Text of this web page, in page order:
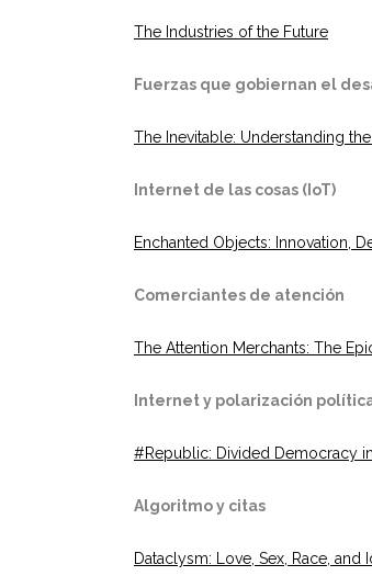
The Industries of the Future
Fuerzas que gobiernan el
The Inevitable: Understanding
Internet de las cosas (IoT)
Enchanted Objects: Innovation,
Comerciantes de atención
The Attention Merchants: The
Internet y polarización
#Republic: Divided Democracy
Algoritmo y citas
Dataclysm: Love, Sex, Race,